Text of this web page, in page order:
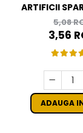
ARTIFICII
MANA -
16 CM - SET
5,08
3,56
ADAUGA